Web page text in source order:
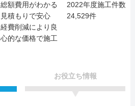
総額費用がわかる
見積もりで安心
経費削減により良
心的な価格で施工
2022年度施工件数
24,529件
お役立ち情報